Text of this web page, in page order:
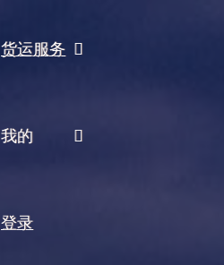
货运服务
我的
登录